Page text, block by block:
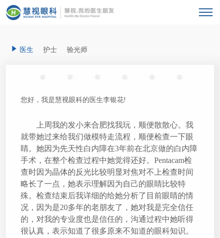
医生 护士 验光师
您好，我是慧视眼科的医生李银花!
上周我的发小来合肥找我玩，顺便散散心。我
就带她过来给我们做模特走流程，顺便检查一下眼
睛。她因为先天性白内障在3年前在北京做的白内障
手术，在整个检查过程中她觉得还好。Pentacam检
查时因为晶体的反光比较明显对焦对不上检查时间
略长了一点，她表示理解因为自己的眼睛比较特
殊。检查结束后我详细的给她分析了目前眼睛的情
况，因为是20多年的老朋友了，她对我是完全信任
的，对我的专业度也是信任的，沟通过程中她听得
很认真，表示知道了很多原来不知道的眼科知识。